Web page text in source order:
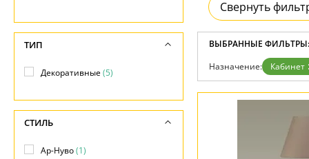
Свернуть
ВЫБРАННЫЕ ФИЛЬТРЫ:
Назначение: Кабинет
ТИП
Декоративные(5)
СТИЛЬ
Ар-Нуво(1)